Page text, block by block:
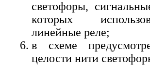
светофоры,
которых
линейные реле;
в схеме
целости нити